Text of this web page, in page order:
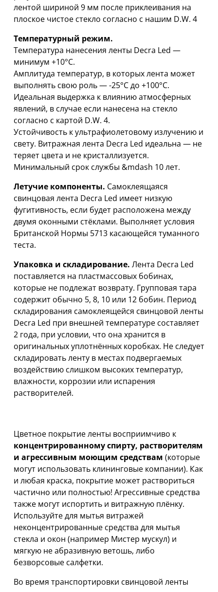
лентой шириной 9 мм после приклеивания на
плоское чистое стекло согласно с нашим D.W. 4
Температурный режим.
Температура нанесения ленты Decra Led —
минимум +10°C.
Амплитуда температур, в которых лента может
выполнять свою роль — -25°C дo +100°C.
Идеальная выдержка к влиянию атмосферных
явлений, в случае если нанесена на стекло
согласно с картой D.W. 4.
Устойчивость к ультрафиолетовому излучению и
свету. Витражная лента Decra Led идеальна — не
теряет цвета и не кристаллизуется.
Минимальный срок службы &mdash 10 лет.
Летучие компоненты. Самоклеящаяся
свинцовая лента Decra Led имеет низкую
фугитивность, если будет расположена между
двумя оконными стёклами. Выполняет условия
Британской Нормы 5713 касающейся туманного
теста.
Упаковка и складирование. Лента Decra Led
поставляется на пластмассовых бобинах,
которые не подлежат возврату. Групповая тара
содержит обычно 5, 8, 10 или 12 бобин. Период
складирования самоклеящейся свинцовой ленты
Decra Led при внешней температуре составляет
2 года, при условии, что она хранится в
оригинальных уплотнённых коробках. Не следует
складировать ленту в местах подвергаемых
воздействию слишком высоких температур,
влажности, коррозии или испарения
растворителей.
Цветное покрытие ленты восприимчиво к
концентрированному спирту, растворителям
и агрессивным моющим средствам (которые
могут использовать клининговые компании). Как
и любая краска, покрытие может раствориться
частично или полностью! Агрессивные средства
также могут испортить и витражную плёнку.
Используйте для мытья витражей
неконцентрированные средства для мытья
стекла и окон (например Мистер мускул) и
мягкую не абразивную ветошь, либо
безворсовые салфетки.
Во время транспортировки свинцовой ленты